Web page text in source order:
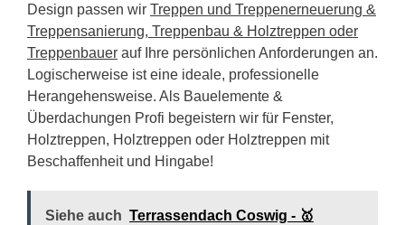
Design passen wir Treppen und Treppenerneuerung &
Treppensanierung, Treppenbau & Holztreppen oder
Treppenbauer auf Ihre persönlichen Anforderungen an.
Logischerweise ist eine ideale, professionelle
Herangehensweise. Als Bauelemente &
Überdachungen Profi begeistern wir für Fenster,
Holztreppen, Holztreppen oder Holztreppen mit
Beschaffenheit und Hingabe!
Siehe auch Terrassendach Coswig - 🥇